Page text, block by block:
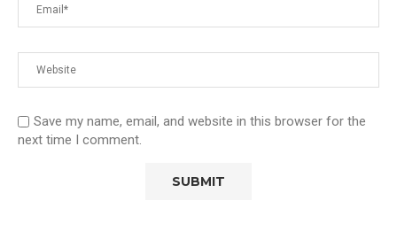
Save my name, email, and website in this browser for the
next time I comment.